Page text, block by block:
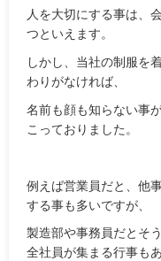
人を大切にする事は、
つといえます。
しかし、当社の制服を
わりがなければ、
名前も顔も知らない事
こっておりました。
例えば営業員だと、他
する事も多いですが、
製造部や事務員だとそ
全社員が集まる行事も